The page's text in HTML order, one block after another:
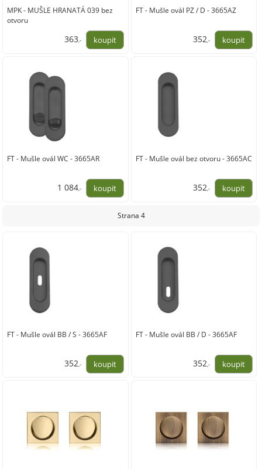
MPK - MUŠLE HRANATÁ 039 bez
otvoru
363,-
FT - Mušle ovál PZ / D - 3665AZ
352,-
FT - Mušle ovál WC - 3665AR
1 084,-
FT - Mušle ovál bez otvoru - 3665AC
352,-
Strana 4
FT - Mušle ovál BB / S - 3665AF
352 ,-
FT - Mušle ovál BB / D - 3665AF
352 ,-